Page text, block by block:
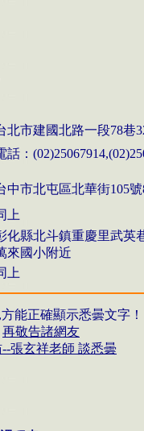
北市建國北路一段78巷
話： (02)25067914,(02)
中市北屯區北華街105號
上
化縣北斗鎮重慶里武英
來國小附近
上
,方能正確顯示悉曇文字 ！
再敬告諸網友
--張玄祥老師 談悉曇